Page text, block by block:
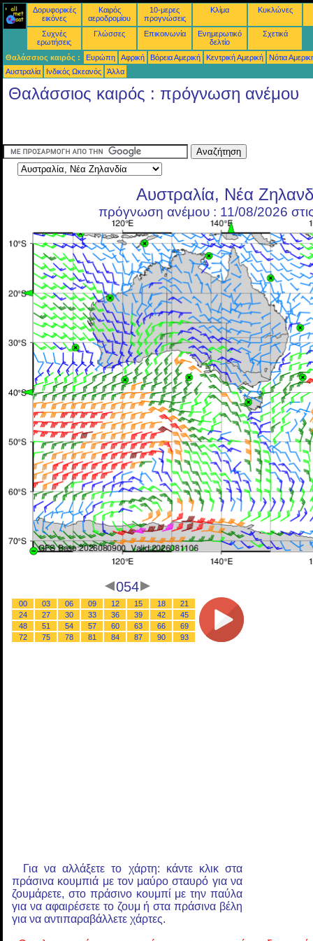
Δορυφορικές
εικόνες
Καιρός
αεροδρομίου
10-μερες
προγνώσεις
Κλίμα Κυκλώνες
Συχνές
ερωτήσεις
Γλώσσες Επικοινωνία
Ενημερωτικό
δελτίο
Σχετικά
Θαλάσσιος καιρός : Ευρώπη Αφρική Βόρεια Αμερική Κεντρική Αμερική
Νότια
Αυστραλία
Ινδικός Ωκεανός Άλλα
Θαλάσσιος καιρός : πρόγνωση ανέμου
Αυστραλία, Νέα
πρόγνωση ανέμου : 11/08/2026
054
00 03 06 09 12 15 18
21
24
27 30 33 36 39 42
45
48
51 54 57 60 63 66
69
72
75 78 81 84 87 90 93
Για να αλλάξετε το χάρτη: κάντε κλικ στα
πράσινα κουμπιά με τον μαύρο σταυρό για να
ζουμάρετε, στο πράσινο κουμπί με την παύλα
για να αφαιρέσετε το ζουμ ή στα πράσινα βέλη
για να αντιπαραβάλλετε χάρτες.